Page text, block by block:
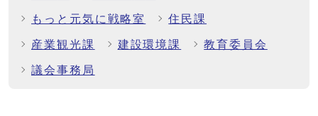
もっと元気に戦略室 住民課
産業観光課 建設環境課 教育委員会
議会事務局